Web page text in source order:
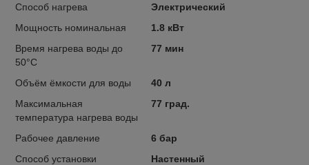
Способ нагрева
Электрический
Мощность номинальная
1.8 кВт
Время нагрева воды до
50°С
77 мин
Объём ёмкости для воды
40 л
Максимальная
температура нагрева воды
77 град.
Рабочее давление
6 бар
Способ установки
Настенный